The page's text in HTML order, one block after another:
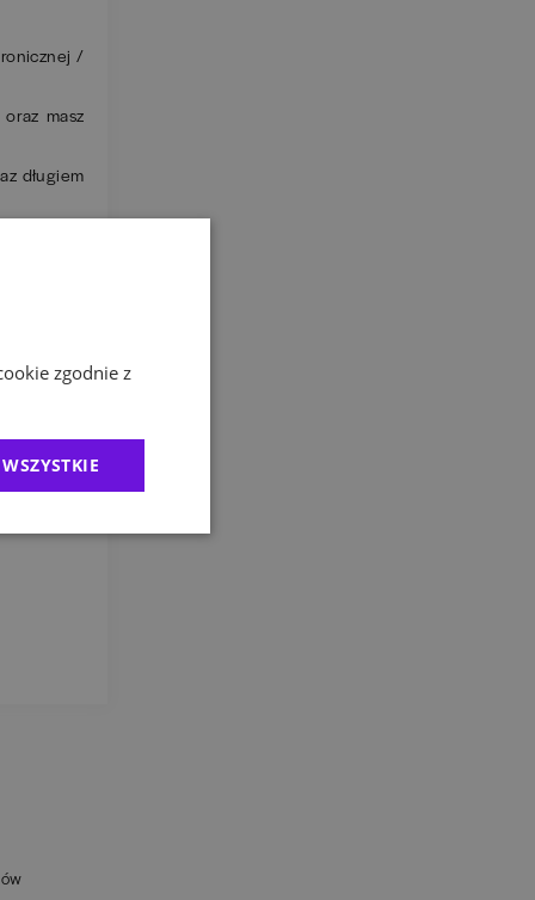
/
masz
długiem
zgodnie z